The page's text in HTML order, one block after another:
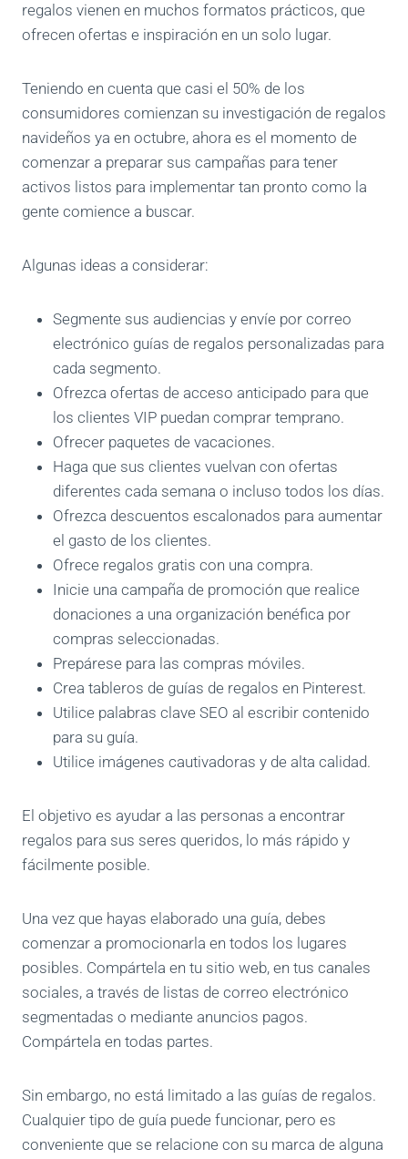
regalos vienen en muchos formatos prácticos, que
ofrecen ofertas e inspiración en un solo lugar.
Teniendo en cuenta que casi el 50% de los
consumidores comienzan su investigación de regalos
navideños ya en octubre, ahora es el momento de
comenzar a preparar sus campañas para tener
activos listos para implementar tan pronto como la
gente comience a buscar.
Algunas ideas a considerar:
Segmente sus audiencias y envíe por correo
electrónico guías de regalos personalizadas para
cada segmento.
Ofrezca ofertas de acceso anticipado para que
los clientes VIP puedan comprar temprano.
Ofrecer paquetes de vacaciones.
Haga que sus clientes vuelvan con ofertas
diferentes cada semana o incluso todos los días.
Ofrezca descuentos escalonados para aumentar
el gasto de los clientes.
Ofrece regalos gratis con una compra.
Inicie una campaña de promoción que realice
donaciones a una organización benéfica por
compras seleccionadas.
Prepárese para las compras móviles.
Crea tableros de guías de regalos en Pinterest.
Utilice palabras clave SEO al escribir contenido
para su guía.
Utilice imágenes cautivadoras y de alta calidad.
El objetivo es ayudar a las personas a encontrar
regalos para sus seres queridos, lo más rápido y
fácilmente posible.
Una vez que hayas elaborado una guía, debes
comenzar a promocionarla en todos los lugares
posibles. Compártela en tu sitio web, en tus canales
sociales, a través de listas de correo electrónico
segmentadas o mediante anuncios pagos.
Compártela en todas partes.
Sin embargo, no está limitado a las guías de regalos.
Cualquier tipo de guía puede funcionar, pero es
conveniente que se relacione con su marca de alguna